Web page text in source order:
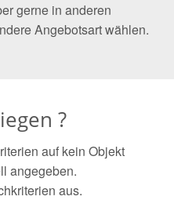
gerne in anderen
Angebotsart wählen.
?
auf kein Objekt
angegeben.
aus.